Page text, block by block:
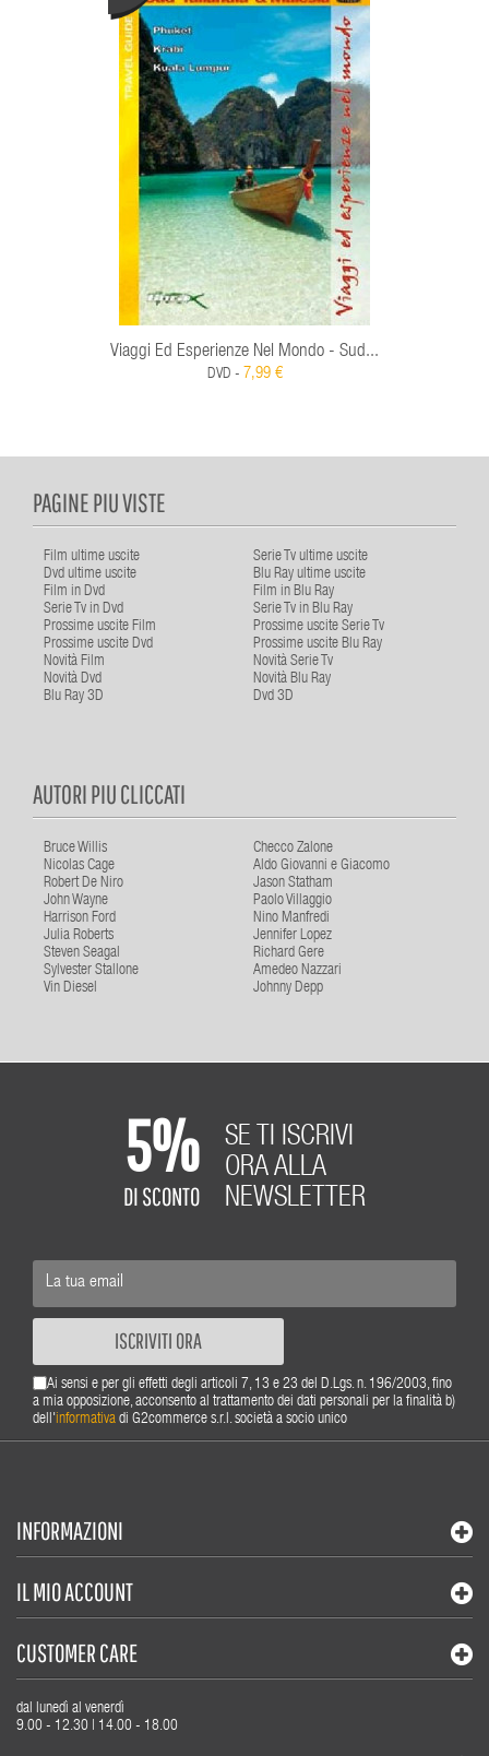
Viaggi Ed Esperienze Nel Mondo - Sud...
DVD - 7,99 €
PAGINE PIU VISTE
Film ultime uscite
Serie Tv ultime uscite
Dvd ultime uscite
Blu Ray ultime uscite
Film in Dvd
Film in Blu Ray
Serie Tv in Dvd
Serie Tv in Blu Ray
Prossime uscite Film
Prossime uscite Serie Tv
Prossime uscite Dvd
Prossime uscite Blu Ray
Novità Film
Novità Serie Tv
Novità Dvd
Novità Blu Ray
Blu Ray 3D
Dvd 3D
AUTORI PIU CLICCATI
Bruce Willis
Checco Zalone
Nicolas Cage
Aldo Giovanni e Giacomo
Robert De Niro
Jason Statham
John Wayne
Paolo Villaggio
Harrison Ford
Nino Manfredi
Julia Roberts
Jennifer Lopez
Steven Seagal
Richard Gere
Sylvester Stallone
Amedeo Nazzari
Vin Diesel
Johnny Depp
5%
DI SCONTO
SE TI ISCRIVI
ORA ALLA
NEWSLETTER
ISCRIVITI ORA
Ai sensi e per gli effetti degli articoli 7, 13 e 23 del D.Lgs. n. 196/2003, fino
a mia opposizione, acconsento al trattamento dei dati personali per la finalità b)
dell'informativa di G2commerce s.r.l. società a socio unico
INFORMAZIONI
IL MIO ACCOUNT
CUSTOMER CARE
dal lunedì al venerdì
9.00 - 12.30 | 14.00 - 18.00